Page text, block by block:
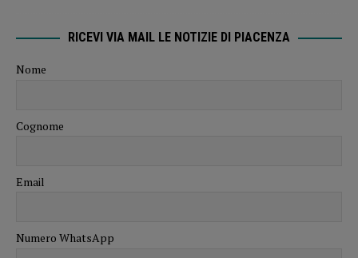
RICEVI VIA MAIL LE NOTIZIE DI PIACENZA
Nome
Cognome
Email
Numero WhatsApp